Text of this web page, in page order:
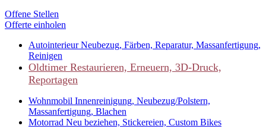
Offene Stellen
Offerte einholen
AutointerieurNeubezug, Färben, Reparatur, Massanfertigung,
Reinigen
Oldtimer Restaurieren, Erneuern, 3D-Druck,
Reportagen
Wohnmobil Innenreinigung, Neubezug/Polstern,
Massanfertigung, Blachen
Motorrad Neu beziehen, Stickereien, Custom Bikes